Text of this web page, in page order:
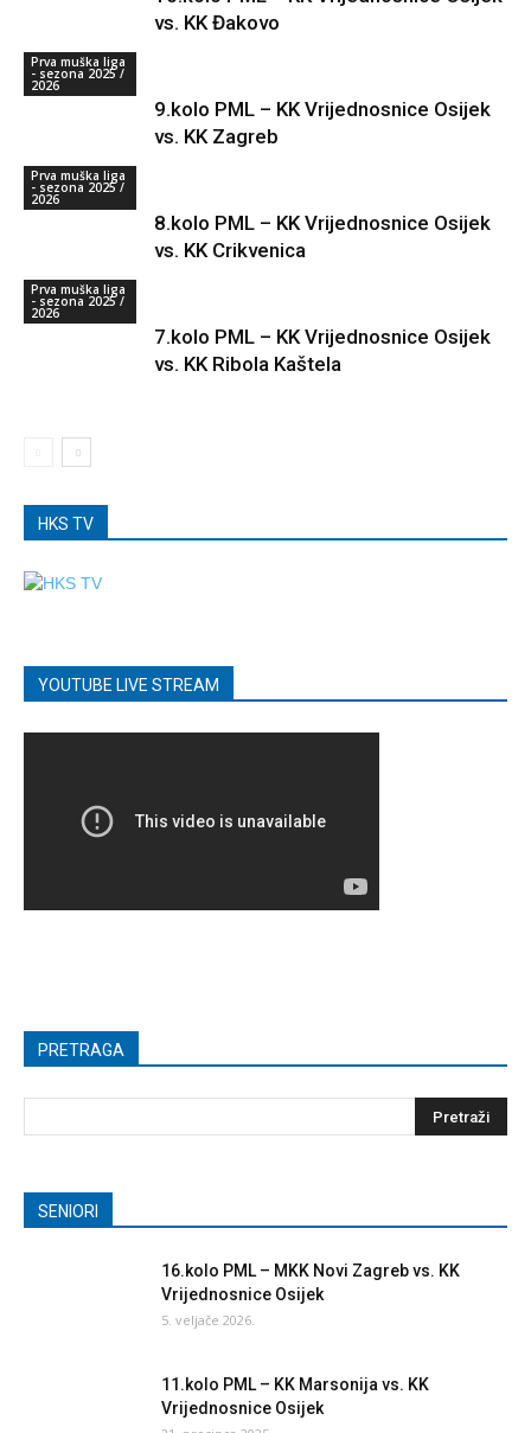
vs. KK Đakovo
Prva muška liga
- sezona 2025 /
2026
9.kolo PML – KK Vrijednosnice Osijek
vs. KK Zagreb
Prva muška liga
- sezona 2025 /
2026
8.kolo PML – KK Vrijednosnice Osijek
vs. KK Crikvenica
Prva muška liga
- sezona 2025 /
2026
7.kolo PML – KK Vrijednosnice Osijek
vs. KK Ribola Kaštela
HKS TV
YOUTUBE LIVE STREAM
PRETRAGA
SENIORI
16.kolo PML – MKK Novi Zagreb vs. KK
Vrijednosnice Osijek
5. veljače 2026.
11.kolo PML – KK Marsonija vs. KK
Vrijednosnice Osijek